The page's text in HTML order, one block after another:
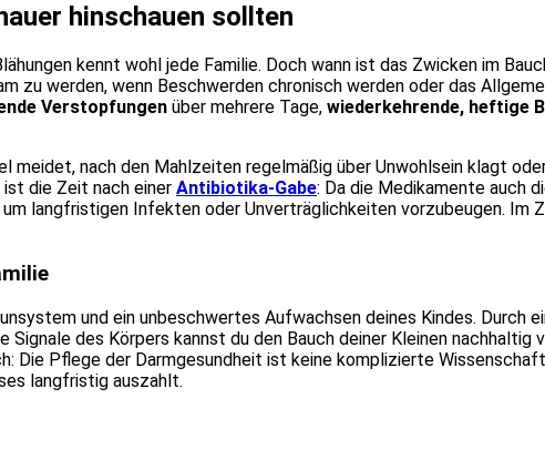
hinschauen sollten
kennt wohl jede Familie. Doch wann ist das Zwicken im
zu werden, wenn Beschwerden chronisch werden oder das
Verstopfungen über mehrere Tage, wiederkehrende, heftige
nach den Mahlzeiten regelmäßig über Unwohlsein klagt
die Zeit nach einer Antibiotika-Gabe: Da die Medikamente auch
langfristigen Infekten oder Unverträglichkeiten vorzubeugen. Im
und ein unbeschwertes Aufwachsen deines Kindes. Durch
des Körpers kannst du den Bauch deiner Kleinen nachhaltig
Die Pflege der Darmgesundheit ist keine komplizierte
langfristig auszahlt.